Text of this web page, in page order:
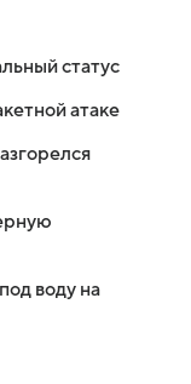
статус
атаке
воду на